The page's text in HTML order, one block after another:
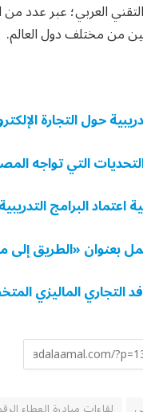
العربي؛ عبر عدد من
من مختلف دول العالم.
حول التجارة
التي تواجه
البرامج
بعنوان «الطريق إلى
التجاري الماليزي